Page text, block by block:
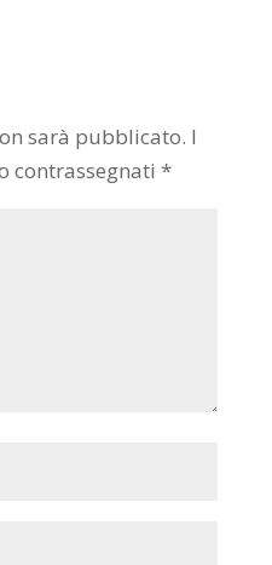
sarà pubblicato. I
contrassegnati *